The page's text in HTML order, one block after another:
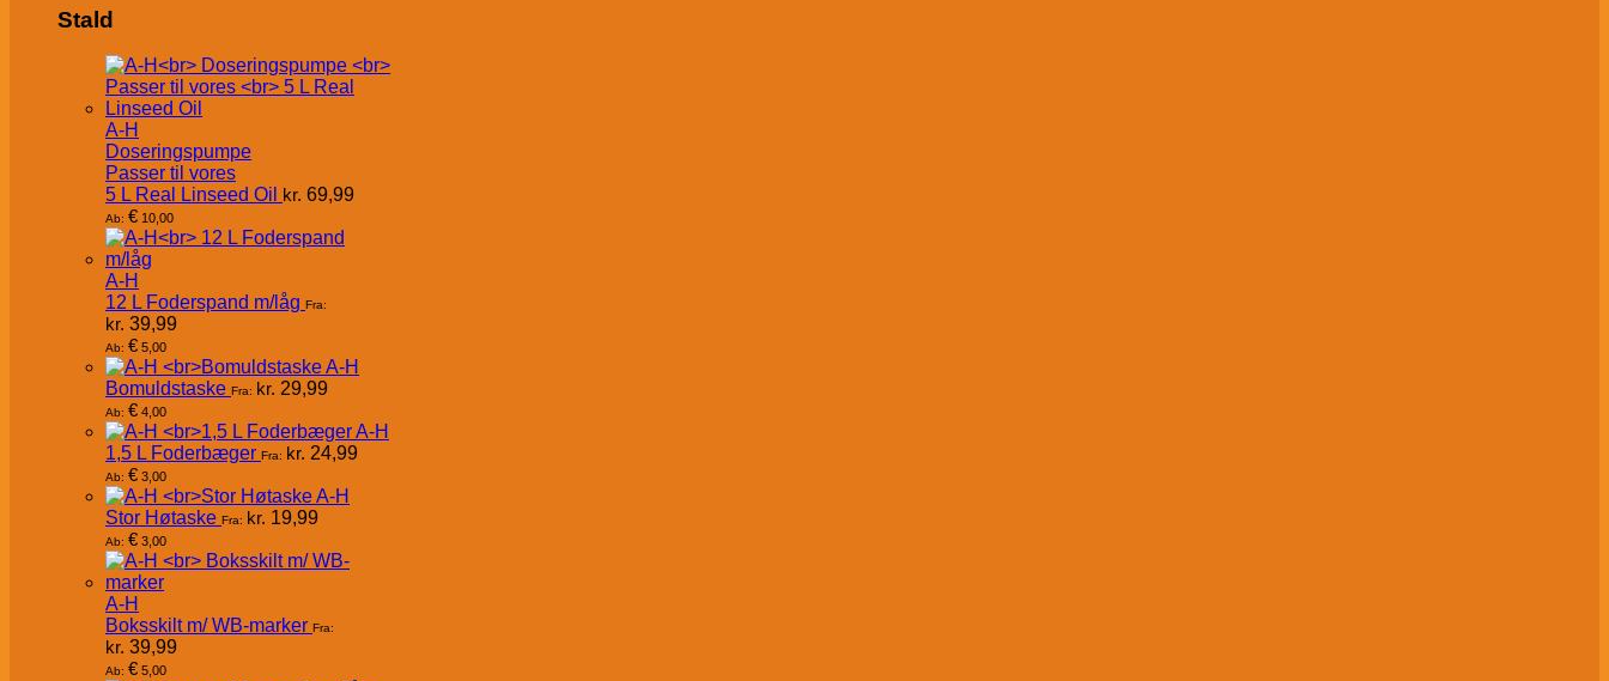
Stald
A-H
Doseringspumpe
Passer til vores
5 L Real Linseed Oil kr. 69,99
Ab: € 10,00
A-H
12 L Foderspand m/låg Fra:
kr. 39,99
Ab: € 5,00
A-H
Bomuldstaske Fra: kr. 29,99
Ab: € 4,00
A-H
1,5 L Foderbæger Fra: kr. 24,99
Ab: € 3,00
A-H
Stor Høtaske Fra: kr. 19,99
Ab: € 3,00
A-H
Boksskilt m/ WB-marker Fra:
kr. 39,99
Ab: € 5,00